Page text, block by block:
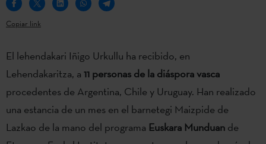
Copiar link
El lehendakari Iñigo Urkullu ha recibido, en
Lehendakaritza, a 11 personas de la diáspora vasca
procedentes de Argentina, Chile y Uruguay. Han realizado
una estancia de un mes en el barnetegi Maizpide de
Lazkao de la mano del programa Euskara Munduan de